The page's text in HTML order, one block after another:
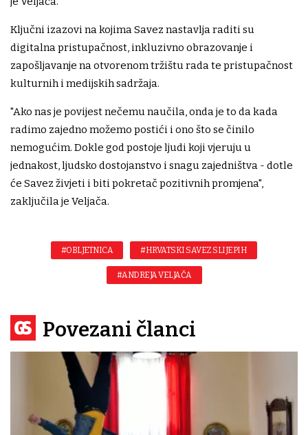
Ključni izazovi na kojima Savez nastavlja raditi su
digitalna pristupačnost, inkluzivno obrazovanje i
zapošljavanje na otvorenom tržištu rada te pristupačnost
kulturnih i medijskih sadržaja.
"Ako nas je povijest nečemu naučila, onda je to da kada
radimo zajedno možemo postići i ono što se činilo
nemogućim. Dokle god postoje ljudi koji vjeruju u
jednakost, ljudsko dostojanstvo i snagu zajedništva - dotle
će Savez živjeti i biti pokretač pozitivnih promjena",
zaključila je Veljača.
#OBLJETNICA #HRVATSKI SAVEZ SLIJEPIH
#ANDREJA VELJAČA
Povezani članci